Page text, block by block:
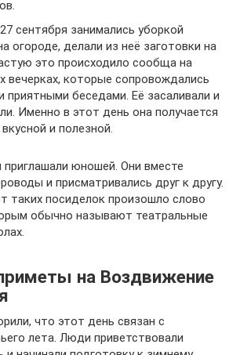
сентября занимались уборкой
огороде, делали из неё заготовки на
это происходило сообща на
вечерках, которые сопровождались
приятными беседами. Её засаливали и
Именно в этот день она получается
и полезной.
юношей. Они вместе
и присматривались друг к другу.
таких посиделок произошло слово
обычно называют театральные
на Воздвижение
что этот день связан с
лета. Люди приветствовали